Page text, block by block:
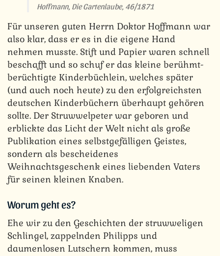
Hoffmann, Die Gartenlaube, 46/1871
Für unseren guten Herrn Doktor Hoffmann war
also klar, dass er es in die eigene Hand
nehmen musste. Stift und Papier waren schnell
beschafft und so schuf er das kleine berühmt-
berüchtigte Kinderbüchlein, welches später
(und auch noch heute) zu den erfolgreichsten
deutschen Kinderbüchern überhaupt gehören
sollte. Der Struwwelpeter war geboren und
erblickte das Licht der Welt nicht als große
Publikation eines selbstgefälligen Geistes,
sondern als bescheidenes
Weihnachtsgeschenk eines liebenden Vaters
für seinen kleinen Knaben.
Worum geht es?
Ehe wir zu den Geschichten der struwweligen
Schlingel, zappelnden Philipps und
daumenlosen Lutschern kommen, muss